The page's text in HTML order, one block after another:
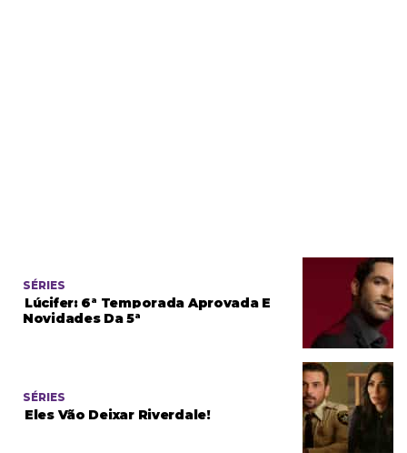
SÉRIES
Lúcifer: 6ª Temporada Aprovada E
Novidades Da 5ª
SÉRIES
Eles Vão Deixar Riverdale!